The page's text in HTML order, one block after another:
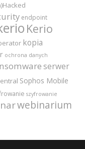
endpoint
Kerio
kopia
ochrona danych
serwer
Sophos Mobile
szyfrowanie
webinarium